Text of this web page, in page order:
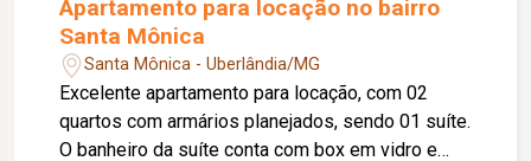
Apartamento para locação no bairro
Santa Mônica
Santa Mônica - Uberlândia/MG
Excelente apartamento para locação, com 02
quartos com armários planejados, sendo 01 suíte.
O banheiro da suíte conta com box em vidro e